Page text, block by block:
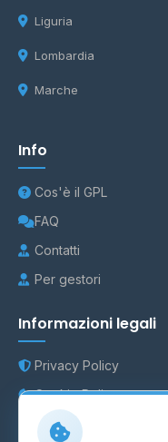
Liguria
Lombardia
Marche
Info
Cos'è il GPL
FAQ
Contatti
Per gestori
Informazioni legali
Privacy Policy
Cookie Policy
Preferenze Cookie